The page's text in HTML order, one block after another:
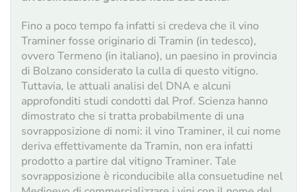
Fino a poco tempo fa infatti si credeva che il vino
Traminer fosse originario di Tramin (in tedesco),
ovvero Termeno (in italiano), un paesino in provincia
di Bolzano considerato la culla di questo vitigno.
Tuttavia, le attuali analisi del DNA e alcuni
approfonditi studi condotti dal Prof. Scienza hanno
dimostrato che si tratta probabilmente di una
sovrapposizione di nomi: il vino Traminer, il cui nome
deriva effettivamente da Tramin, non era infatti
prodotto a partire dal vitigno Traminer. Tale
sovrapposizione è riconducibile alla consuetudine nel